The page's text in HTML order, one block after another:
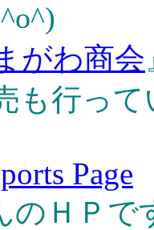
がわ商会
も行っ
Page
のＨＰで